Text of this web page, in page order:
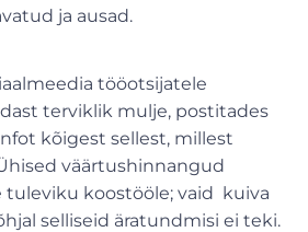
ja ausad.
tööotsijatele
terviklik mulje, postitades
kõigest sellest, millest
väärtushinnangud
tuleviku koostööle; vaid kuiva
selliseid äratundmisi ei teki.